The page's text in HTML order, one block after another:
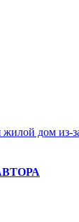
жилой дом